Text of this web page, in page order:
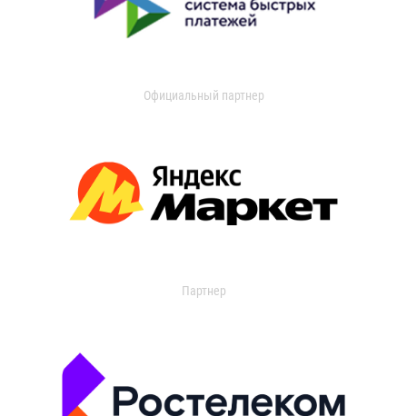
Официальный партнер
Партнер